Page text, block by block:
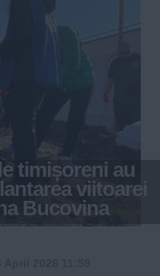
timișoreni au
viitoarei
Bucovina